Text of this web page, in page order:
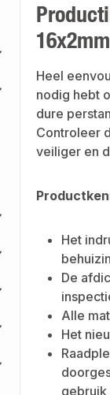
Heel
nodig hebt
dure
Controleer
veiliger en
Het
De
Alle
Het
gebruik